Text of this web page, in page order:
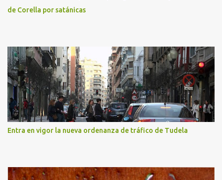
de Corella por satánicas
Entra en vigor la nueva ordenanza de tráfico de Tudela